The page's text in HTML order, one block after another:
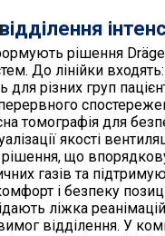
рішення
До лінійки
для різних груп
томографія для
якості
рішення, що
газів та
і безпеку
ліжка
відділення. У